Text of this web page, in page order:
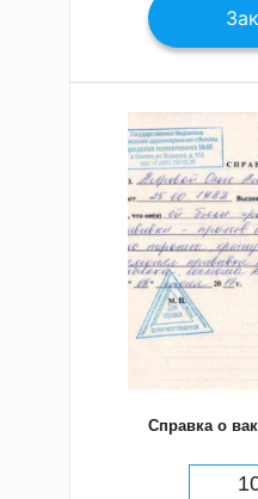
Справка о